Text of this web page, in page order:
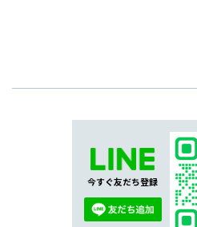
今すぐ友だち登録